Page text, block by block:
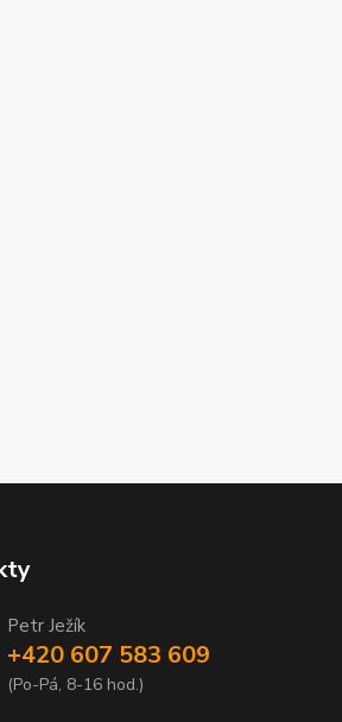
Petr Ježík
+420 607 583 609
(Po-Pá, 8-16 hod.)